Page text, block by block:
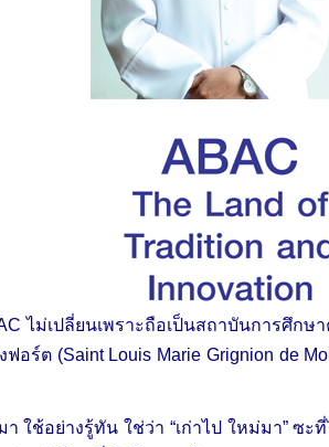
ไม่เปลี่ยนเพราะถือเป็นสถาบันการศึก
ร์ต (Saint Louis Marie Grignion de
า ใช้อย่างรู้ทัน ใช่ว่า “เก่าไป ใหม่มา”